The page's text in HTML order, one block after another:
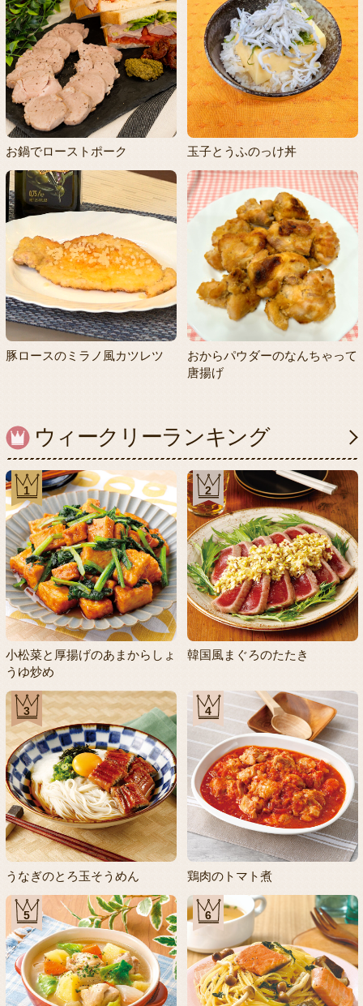
お鍋でローストポーク 玉子とうふのっけ丼
豚ロースのミラノ風カツレツ
おからパウダーのなんちゃって
唐揚げ
ウィークリーランキング
1
小松菜と厚揚げのあまからしょ
うゆ炒め
2
韓国風まぐろのたたき
3
うなぎのとろ玉そうめん
4
鶏肉のトマト煮
5 6